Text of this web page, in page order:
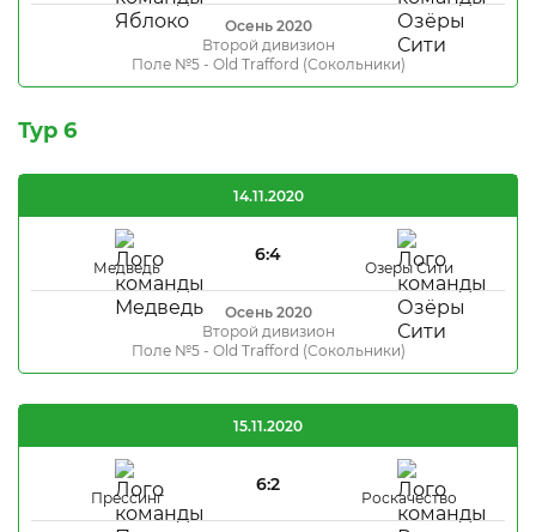
Осень 2020
Второй дивизион
Поле №5 - Old Trafford (Сокольники)
Тур 6
Медведь
6:4
Озеры Сити
14.11.2020
Осень 2020
Второй дивизион
Поле №5 - Old Trafford (Сокольники)
Прессинг
6:2
Роскачество
15.11.2020